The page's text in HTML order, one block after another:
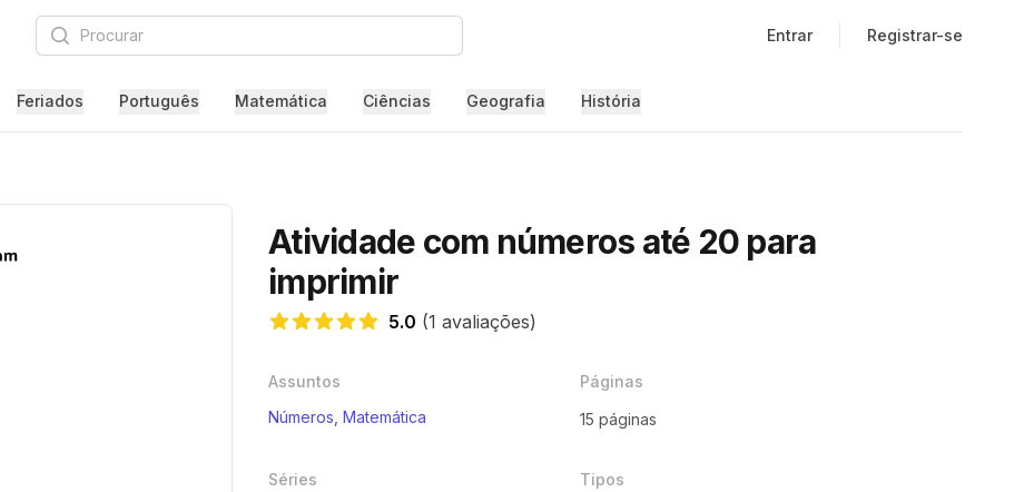
Procurar Entrar Registrar-se
Feriados Português Matemática Ciências Geografia História
Atividade com números até 20 para
imprimir
5.0 (1 avaliações)
Assuntos
Números Matemática
Páginas
15 páginas
Séries
Tipos